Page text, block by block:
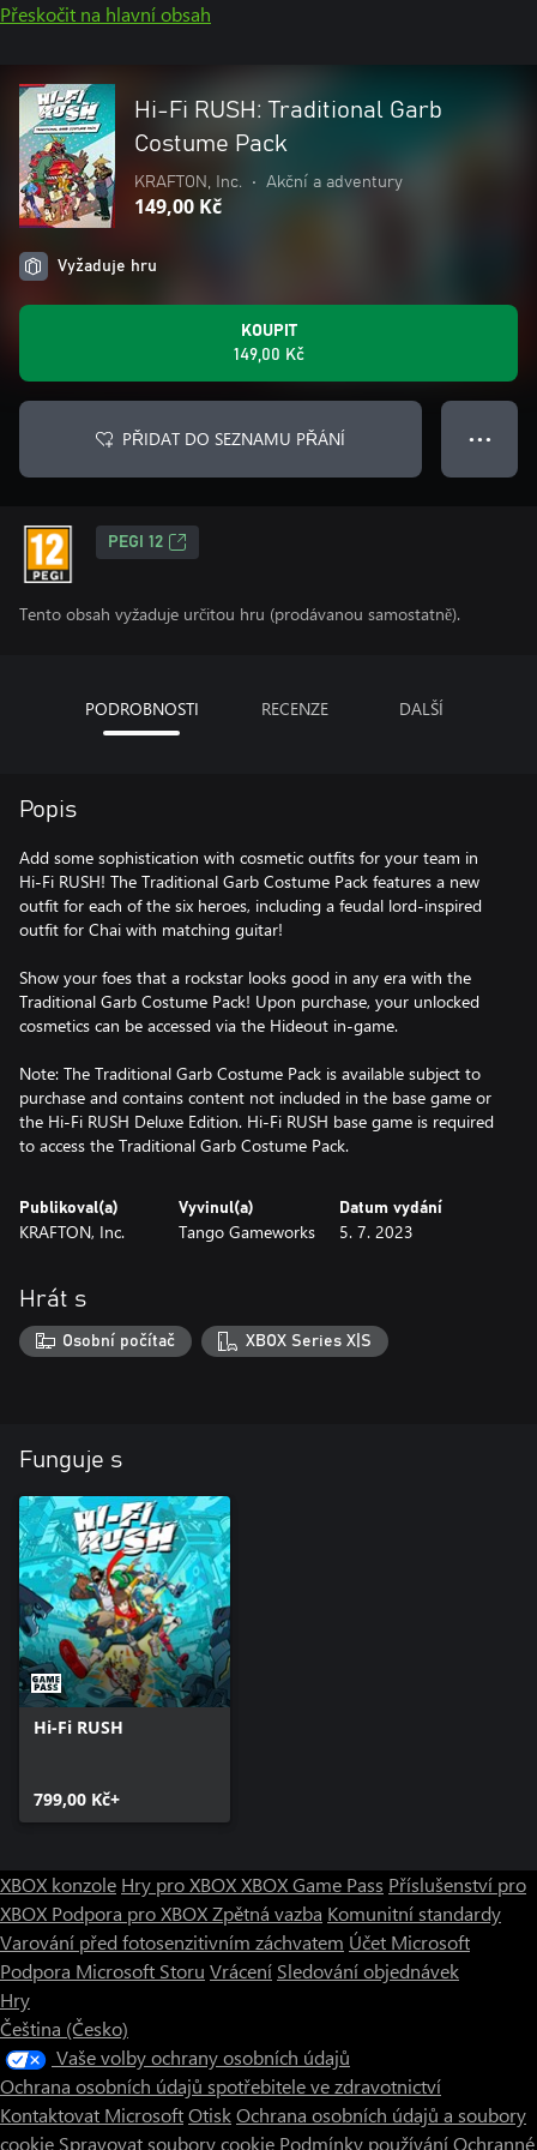
Přeskočit na hlavní obsah
Hi-Fi RUSH: Traditional Garb
Costume Pack
KRAFTON, Inc. • Akční a adventury
149,00 Kč
Vyžaduje hru
KOUPIT
149,00 Kč
PŘIDAT DO SEZNAMU PŘÁNÍ ● ● ●
PEGI 12
Tento obsah vyžaduje určitou hru (prodávanou samostatně).
PODROBNOSTI RECENZE DALŠÍ
Popis
Add some sophistication with cosmetic outfits for your team in
Hi-Fi RUSH! The Traditional Garb Costume Pack features a new
outfit for each of the six heroes, including a feudal lord-inspired
outfit for Chai with matching guitar!
Show your foes that a rockstar looks good in any era with the
Traditional Garb Costume Pack! Upon purchase, your unlocked
cosmetics can be accessed via the Hideout in-game.
Note: The Traditional Garb Costume Pack is available subject to
purchase and contains content not included in the base game or
the Hi-Fi RUSH Deluxe Edition. Hi-Fi RUSH base game is required
to access the Traditional Garb Costume Pack.
Publikoval(a)
KRAFTON, Inc.
Vyvinul(a)
Tango Gameworks
Datum vydání
5. 7. 2023
Hrát s
Osobní počítač XBOX Series X|S
Funguje s
Hi-Fi RUSH
799,00 Kč+
XBOX konzole Hry pro XBOXXBOX Game Pass Příslušenství pro
XBOX Podpora pro XBOXZpětná vazba Komunitní standardy
Varování před fotosenzitivním záchvatem Účet Microsoft
Podpora Microsoft Storu Vrácení Sledování objednávek
Hry
Čeština (Česko)
Vaše volby ochrany osobních údajů
Ochrana osobních údajů spotřebitele ve zdravotnictví
Kontaktovat MicrosoftOtiskOchrana osobních údajů a soubory
cookie Spravovat soubory cookie Podmínky používáníOchranné